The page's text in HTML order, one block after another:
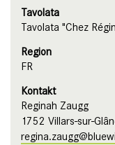
Tavolata
Tavolata "Chez
Region
FR
Kontakt
Reginah Zaugg
1752 Villars-sur-